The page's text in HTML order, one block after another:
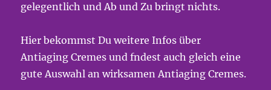
gelegentlich und Ab und Zu bringt nichts.
Hier bekommst Du weitere Infos über
Antiaging Cremes und fndest auch gleich eine
gute Auswahl an wirksamen Antiaging Cremes.